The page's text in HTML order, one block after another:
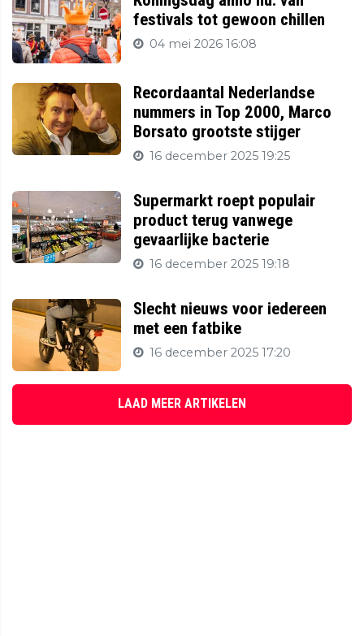
festivals tot gewoon chillen
04 mei 2026 16:08
Recordaantal Nederlandse
nummers in Top 2000, Marco
Borsato grootste stijger
16 december 2025 19:25
Supermarkt roept populair
product terug vanwege
gevaarlijke bacterie
16 december 2025 19:18
Slecht nieuws voor iedereen
met een fatbike
16 december 2025 17:20
LAAD MEER ARTIKELEN